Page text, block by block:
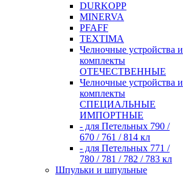
DURKOPP
MINERVA
PFAFF
TEXTIMA
Челночные устройства и
комплекты
ОТЕЧЕСТВЕННЫЕ
Челночные устройства и
комплекты
СПЕЦИАЛЬНЫЕ
ИМПОРТНЫЕ
- для Петельных 790 /
670 / 761 / 814 кл
- для Петельных 771 /
780 / 781 / 782 / 783 кл
Шпульки и шпульные